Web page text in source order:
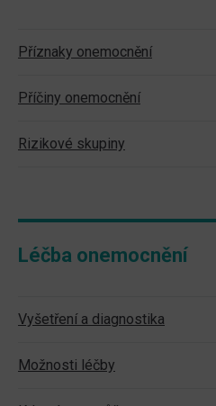
Příznaky onemocnění
Příčiny onemocnění
Rizikové skupiny
Léčba onemocnění
Vyšetření a diagnostika
Možnosti léčby